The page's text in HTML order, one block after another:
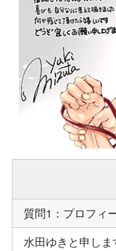
質問1：プロフィ
水田ゆきと申しま